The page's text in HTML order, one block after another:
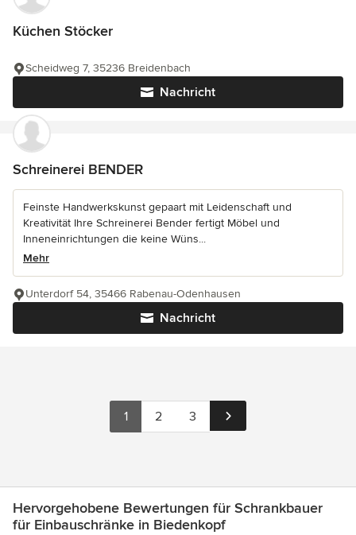
Küchen Stöcker
Nachricht
Scheidweg 7, 35236 Breidenbach
Schreinerei BENDER
Feinste Handwerkskunst gepaart mit Leidenschaft und
Kreativität Ihre Schreinerei Bender fertigt Möbel und
Inneneinrichtungen die keine Wüns...
Mehr
Nachricht
Unterdorf 54, 35466 Rabenau-Odenhausen
1 2 3
Hervorgehobene Bewertungen für Schrankbauer
für Einbauschränke in Biedenkopf